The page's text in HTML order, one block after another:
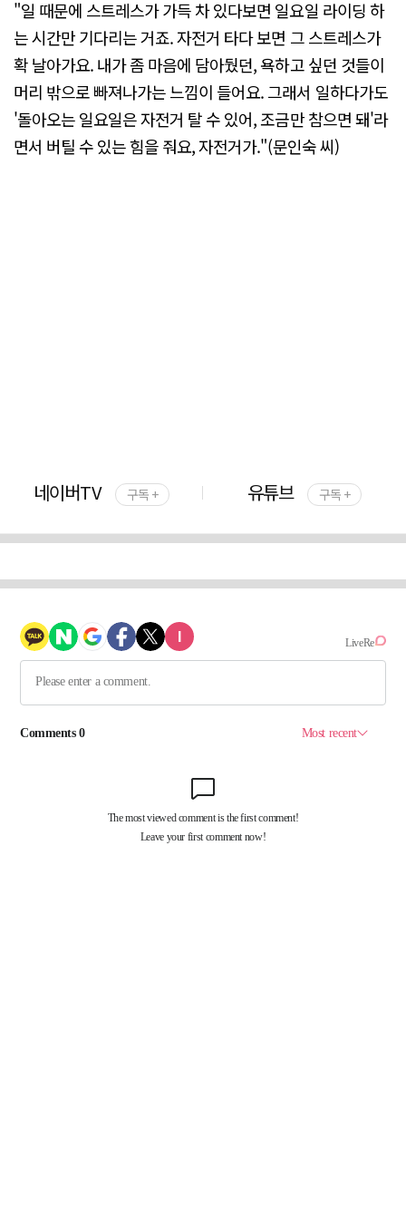
"일 때문에 스트레스가 가득 차 있다보면 일요일 라이딩 하
는 시간만 기다리는 거죠. 자전거 타다 보면 그 스트레스가
확 날아가요. 내가 좀 마음에 담아뒀던, 욕하고 싶던 것들이
머리 밖으로 빠져나가는 느낌이 들어요. 그래서 일하다가도
'돌아오는 일요일은 자전거 탈 수 있어, 조금만 참으면 돼'라
면서 버틸 수 있는 힘을 줘요, 자전거가."(문인숙 씨)
네이버TV 구독 + 유튜브 구독 +